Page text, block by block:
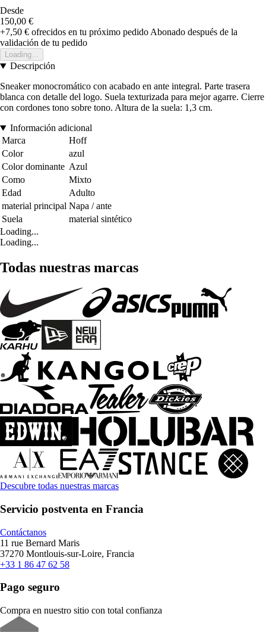
Desde
150,00 €
+7,50 € ofrecidos en tu próximo pedido Abonado después de la
validación de tu pedido
Loading...
Descripción
Sneaker monocromático con acabado en ante integral. Parte trasera
blanca con detalle del logo. Suela texturizada para mejor agarre. Cierre
con cordones tono sobre tono. Altura de la suela: 1,3 cm.
Información adicional
Marca
Hoff
Color
azul
Color dominante Azul
Como
Mixto
Edad
Adulto
material principal Napa / ante
Suela
material sintético
Loading...
Loading...
Todas nuestras marcas
Descubre todas nuestras marcas
Servicio postventa en Francia
Contáctanos
11 rue Bernard Maris
37270 Montlouis-sur-Loire, Francia
+33 1 86 47 62 58
Pago seguro
Compra en nuestro sitio con total confianza